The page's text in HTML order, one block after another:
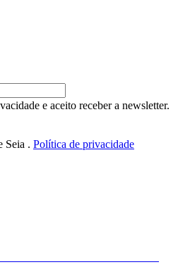
e aceito receber a newsletter.
Seia . Política de privacidade